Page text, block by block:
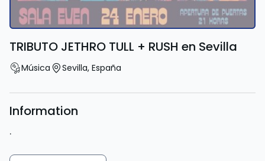
TRIBUTO JETHRO TULL + RUSH en Sevilla
Música Sevilla, España
Information
.